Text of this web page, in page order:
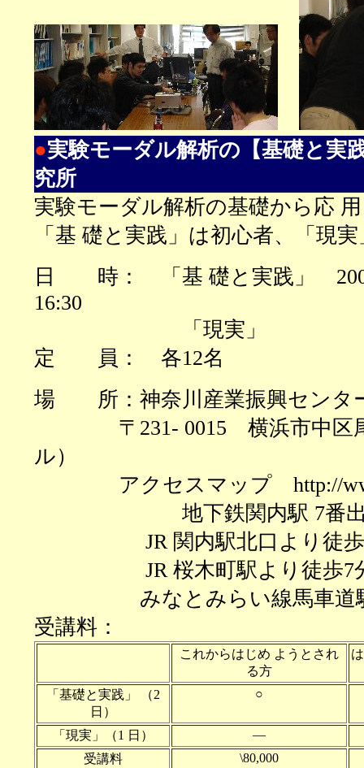
●実験モーダル解析の【基礎と実
究所
実験モーダル解析の基礎から応
「基 礎と実践」は初心者、「
日 時：
「基 礎と実践」
16:30
「現実
定 員： 各12名
場 所： 神奈川産業振興センタ
〒 231- 0015 横浜市中区
ル）
アクセスマップ http://
地下鉄関内駅 7番
JR 関内駅北口より徒歩
JR 桜木町駅より徒歩7
みなとみらい線馬車道
受講料：
これからはじめ ようとされ
る方
「基礎と実践」 （2
日）
○
「現実」（1 日）
―
受講料
\80,000